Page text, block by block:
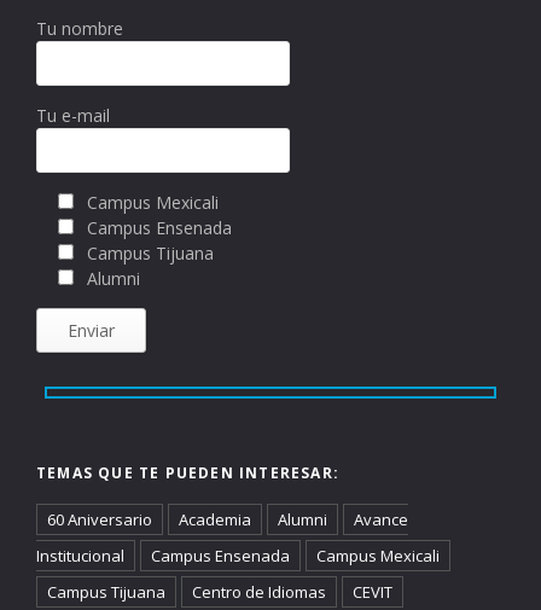
Tu nombre
Tu e-mail
Campus Mexicali
Campus Ensenada
Campus Tijuana
Alumni
TEMAS QUE TE PUEDEN INTERESAR:
60 Aniversario Academia Alumni
Avance
Institucional
Campus Ensenada
Campus Mexicali
Campus Tijuana
Centro de Idiomas
CEVIT